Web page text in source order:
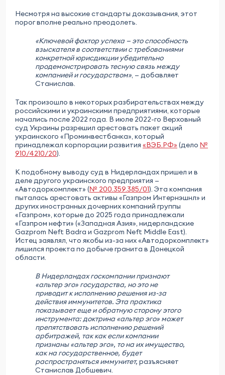
Несмотря на высокие стандарты доказывания, этот
порог вполне реально преодолеть.
«Ключевой фактор успеха — это способность
взыскателя в соответствии с требованиями
конкретной юрисдикции убедительно
продемонстрировать тесную связь между
компанией и государством», — добавляет
Станислав.
Так произошло в некоторых разбирательствах между
российскими и украинскими предприятиями, которые
начались после 2022 года. В июле 2022-го Верховный
суд Украины разрешил арестовать пакет акций
украинского «Проминвестбанка», который
принадлежал корпорации развития «ВЭБ.РФ» (дело №
910/4210/20).
К подобному выводу суд в Нидерландах пришел и в
деле другого украинского предприятия —
«Автодоркомплект» (№ 200.359.385/01). Эта компания
пыталась арестовать активы «Газпром Интернэшнл» и
других иностранных дочерних компаний группы
«Газпром», которые до 2025 года принадлежали
«Газпром нефти» («Западная Азия», нидерландские
Gazprom Neft Badra и Gazprom Neft Middle East).
Истец заявлял, что якобы из-за них «Автодоркомплект»
лишился проекта по добыче гранита в Донецкой
области.
В Нидерландах госкомпании признают
«альтер эго» государства, но это не
приводит к исполнению решения из-за
действия иммунитетов. Эта практика
показывает еще и обратную сторону этого
инструмента: доктрина «альтер эго» может
препятствовать исполнению решений
арбитражей, так как если компании
признаны «альтер эго», то на их имущество,
как на государственное, будет
распространяться иммунитет, разъясняет
Станислав Добшевич.